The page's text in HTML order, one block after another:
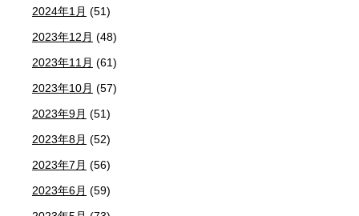
2024年1月 (51)
2023年12月 (48)
2023年11月 (61)
2023年10月 (57)
2023年9月 (51)
2023年8月 (52)
2023年7月 (56)
2023年6月 (59)